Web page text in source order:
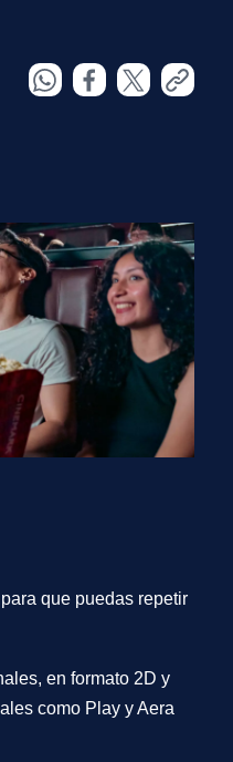
que puedas repetir
en formato 2D y
como Play y Aera